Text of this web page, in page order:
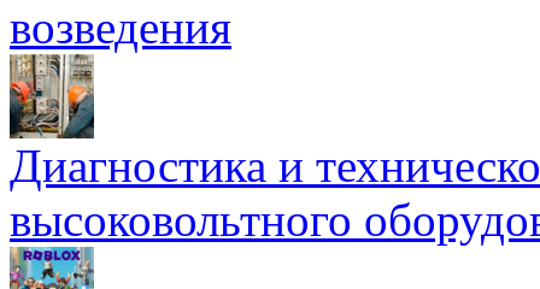
возведения
Диагностика и
высоковольтного